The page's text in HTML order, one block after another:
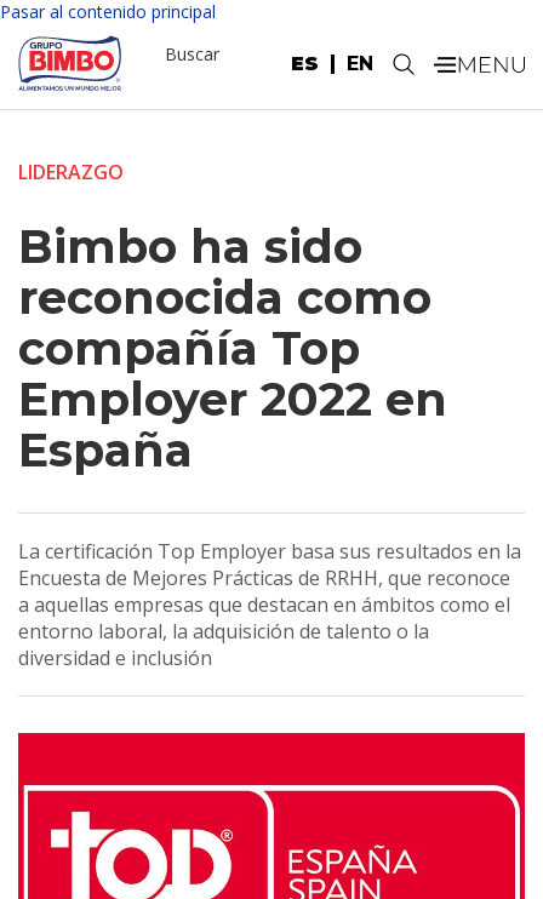
Pasar al contenido principal
ES EN
Buscar .
LIDERAZGO
Bimbo ha sido
reconocida como
compañía Top
Employer 2022 en
España
La certificación Top Employer basa sus resultados en la
Encuesta de Mejores Prácticas de RRHH, que reconoce
a aquellas empresas que destacan en ámbitos como el
entorno laboral, la adquisición de talento o la
diversidad e inclusión